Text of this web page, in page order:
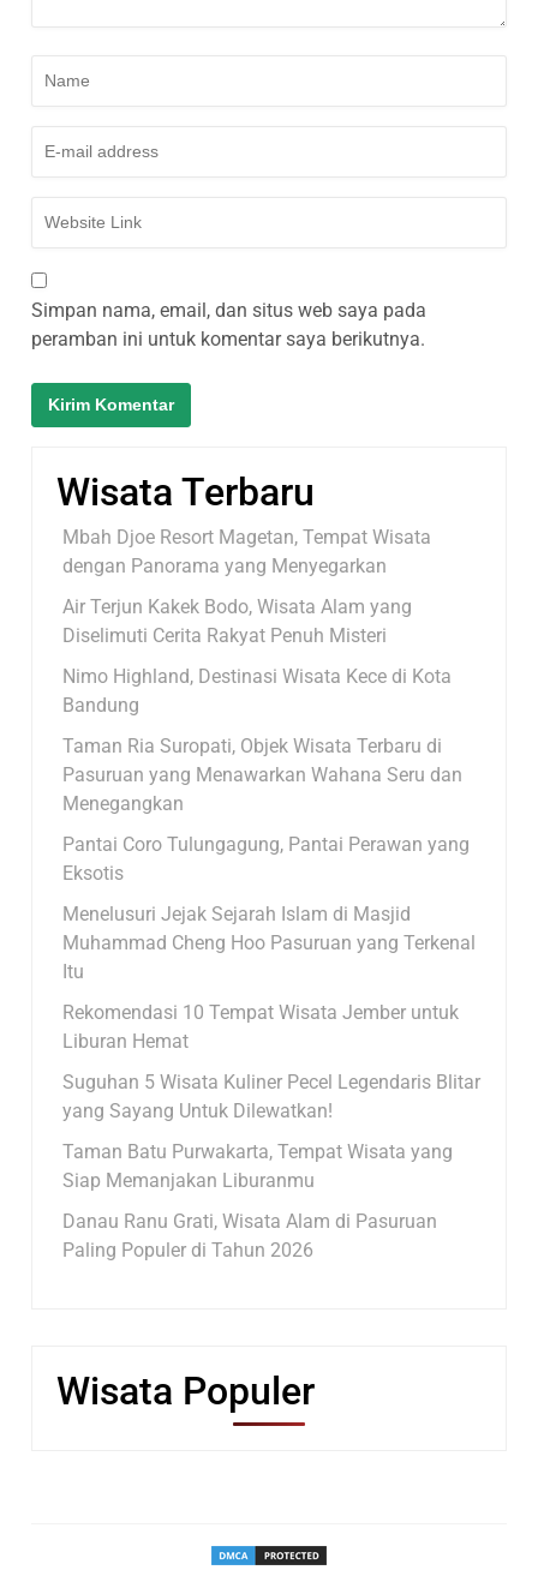
Simpan nama, email, dan situs web saya pada
peramban ini untuk komentar saya berikutnya.
Wisata Terbaru
Mbah Djoe Resort Magetan, Tempat Wisata
dengan Panorama yang Menyegarkan
Air Terjun Kakek Bodo, Wisata Alam yang
Diselimuti Cerita Rakyat Penuh Misteri
Nimo Highland, Destinasi Wisata Kece di Kota
Bandung
Taman Ria Suropati, Objek Wisata Terbaru di
Pasuruan yang Menawarkan Wahana Seru dan
Menegangkan
Pantai Coro Tulungagung, Pantai Perawan yang
Eksotis
Menelusuri Jejak Sejarah Islam di Masjid
Muhammad Cheng Hoo Pasuruan yang Terkenal
Itu
Rekomendasi 10 Tempat Wisata Jember untuk
Liburan Hemat
Suguhan 5 Wisata Kuliner Pecel Legendaris Blitar
yang Sayang Untuk Dilewatkan!
Taman Batu Purwakarta, Tempat Wisata yang
Siap Memanjakan Liburanmu
Danau Ranu Grati, Wisata Alam di Pasuruan
Paling Populer di Tahun 2026
Wisata Populer